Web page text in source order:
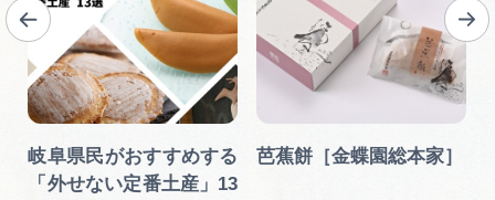
岐阜県民がおすすめする
「外せない定番土産」13
芭蕉餅［金蝶園総本家］